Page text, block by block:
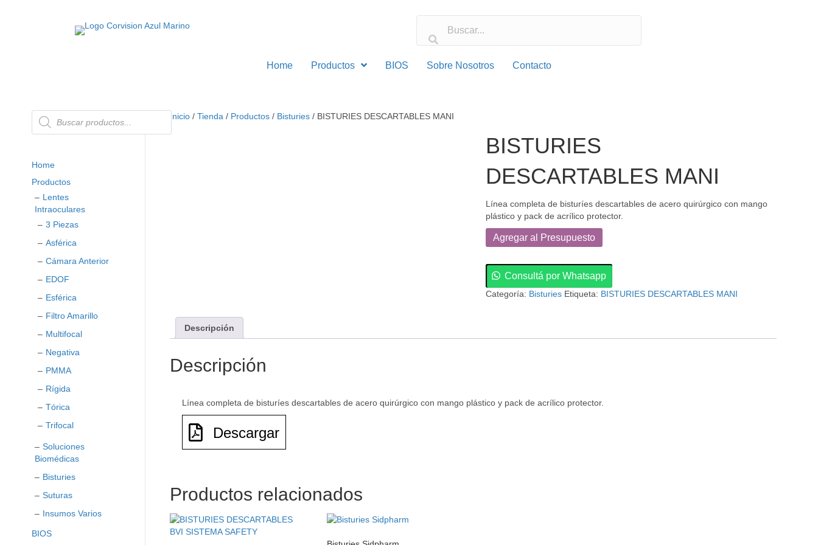
Home Productos BIOS Sobre Nosotros Contacto
Inicio /Tienda / Productos / Bisturies / BISTURIES DESCARTABLES MANI
BISTURIES
DESCARTABLES MANI
Línea completa de bisturíes descartables de acero quirúrgico con mango
plástico y pack de acrílico protector.
BISTURIES
DESCARTABLES
cantidad
Agregar al Presupuesto
Consultá por Whatsapp
Categoría: Bisturies Etiqueta: BISTURIES DESCARTABLES MANI
Descripción
Descripción
Línea completa de bisturíes descartables de acero quirúrgico con mango plástico y pack de acrílico protector.
Descargar
Productos relacionados
Búsqueda
de
productos
Home
Productos
Lentes
Intraoculares
3 Piezas
Asférica
Cámara Anterior
EDOF
Esférica
Filtro Amarillo
Multifocal
Negativa
PMMA
Rígida
Tórica
Trifocal
Soluciones
Biomédicas
Bisturies
Suturas
Insumos Varios
BIOS